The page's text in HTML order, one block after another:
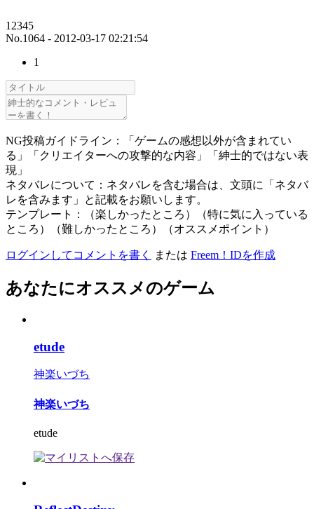
12345
No.1064 - 2012-03-17 02:21:54
1
NG投稿ガイドライン：「ゲームの感想以外が含まれてい
る」「クリエイターへの攻撃的な内容」「紳士的ではない表
現」
ネタバレについて：ネタバレを含む場合は、文頭に「ネタバ
レを含みます」と記載をお願いします。
テンプレート：（楽しかったところ）（特に気に入っている
ところ）（難しかったところ）（オススメポイント）
ログインしてコメントを書く または Freem！IDを作成
あなたにオススメのゲーム
etude
神楽いづち
神楽いづち
etude